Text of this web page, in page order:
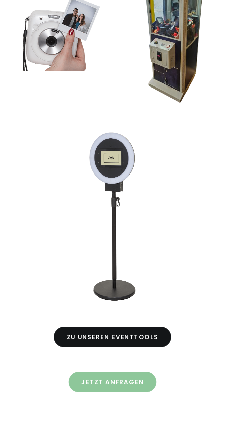
ZU UNSEREN EVENTTOOLS
JETZT ANFRAGEN